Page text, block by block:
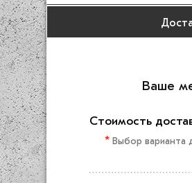
Ваше
Стоимость
* Выбор варианта